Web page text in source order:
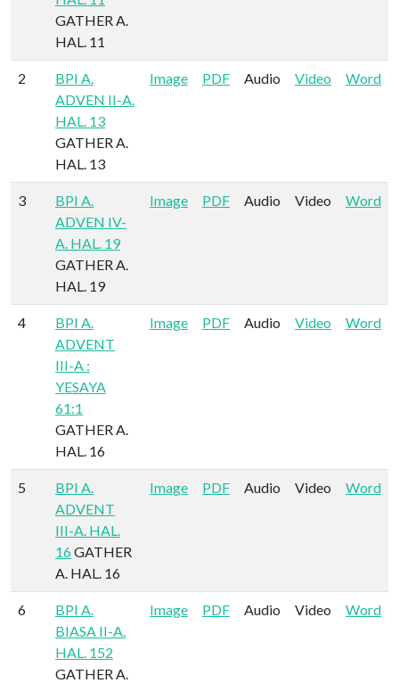
GATHER A.
HAL. 11
2
BPI A.
ADVEN II-A.
HAL. 13
GATHER A.
HAL. 13
Image PDF Audio Video Word
3
BPI A.
ADVEN IV-
A. HAL. 19
GATHER A.
HAL. 19
Image PDF Audio Video Word
4
BPI A.
ADVENT
III-A :
YESAYA
61:1
GATHER A.
HAL. 16
Image PDF Audio Video Word
5
BPI A.
ADVENT
III-A. HAL.
16GATHER
A. HAL. 16
Image PDF Audio Video Word
6
BPI A.
BIASA II-A.
HAL. 152
GATHER A.
Image PDF Audio Video Word